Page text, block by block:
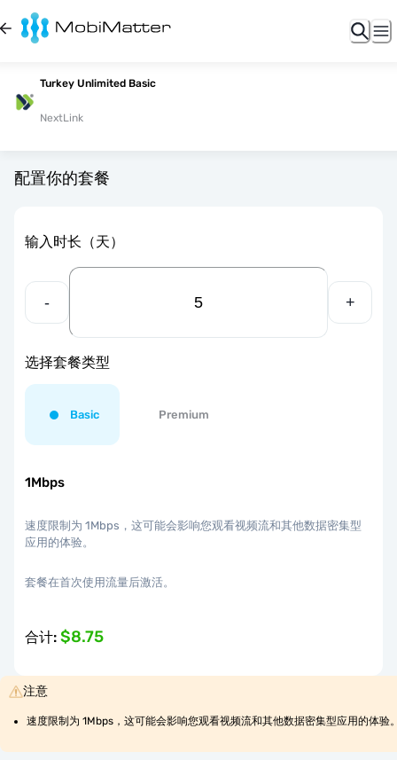
Turkey Unlimited Basic
NextLink
配置你的套餐
输入时长（天）
- +
选择套餐类型
Basic Premium
1Mbps
速度限制为 1Mbps，这可能会影响您观看视频流和其他数据密集型
应用的体验。
套餐在首次使用流量后激活。
合计: $8.75
注意
速度限制为 1Mbps，这可能会影响您观看视频流和其他数据密集型应用的体验